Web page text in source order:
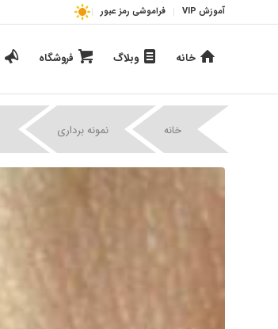
آموزش VIP فراموشی رمز عبور
خانه وبلاگ فروشگاه
خانه نمونه برداری |